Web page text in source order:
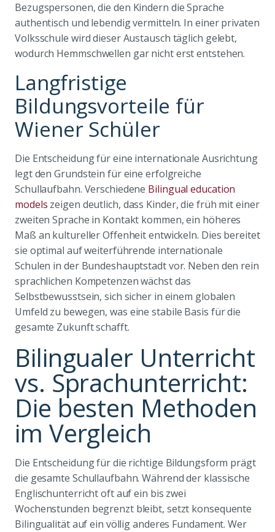
Bezugspersonen, die den Kindern die Sprache
authentisch und lebendig vermitteln. In einer privaten
Volksschule wird dieser Austausch täglich gelebt,
wodurch Hemmschwellen gar nicht erst entstehen.
Langfristige
Bildungsvorteile für
Wiener Schüler
Die Entscheidung für eine internationale Ausrichtung
legt den Grundstein für eine erfolgreiche
Schullaufbahn. Verschiedene Bilingual education
models zeigen deutlich, dass Kinder, die früh mit einer
zweiten Sprache in Kontakt kommen, ein höheres
Maß an kultureller Offenheit entwickeln. Dies bereitet
sie optimal auf weiterführende internationale
Schulen in der Bundeshauptstadt vor. Neben den rein
sprachlichen Kompetenzen wächst das
Selbstbewusstsein, sich sicher in einem globalen
Umfeld zu bewegen, was eine stabile Basis für die
gesamte Zukunft schafft.
Bilingualer Unterricht
vs. Sprachunterricht:
Die besten Methoden
im Vergleich
Die Entscheidung für die richtige Bildungsform prägt
die gesamte Schullaufbahn. Während der klassische
Englischunterricht oft auf ein bis zwei
Wochenstunden begrenzt bleibt, setzt konsequente
Bilingualität auf ein völlig anderes Fundament. Wer